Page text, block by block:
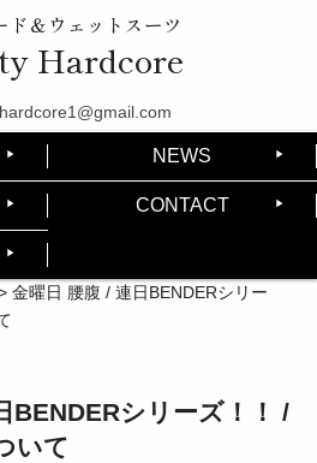
ド＆ウェットスーツ
Hardcore
NEWS
CONTACT
金曜日 腰腹 / 連日BENDERシリー
BENDERシリーズ！！ /
いて